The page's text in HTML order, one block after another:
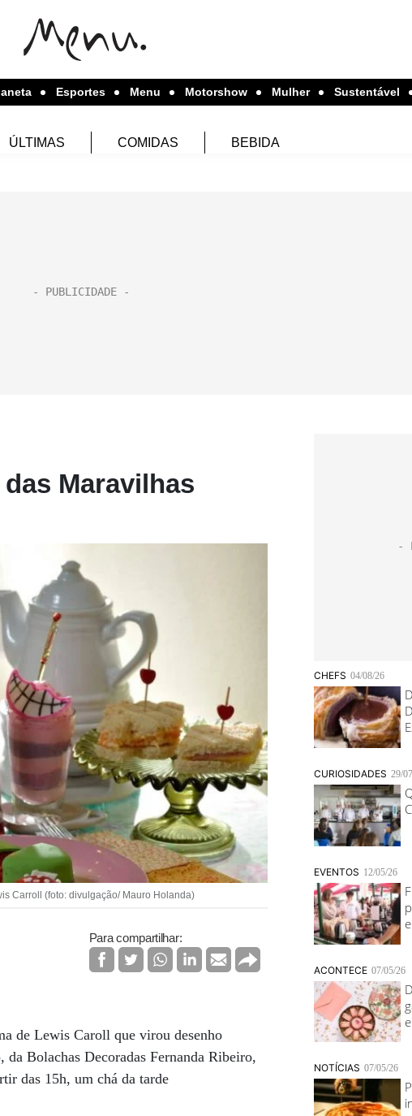
Esportes Menu Motorshow Mulher Sustentável
ÚLTIMAS COMIDAS BEBIDA
Maravilhas
Carroll (foto: divulgação/ Mauro Holanda)
Para compartilhar:
de Lewis Caroll que virou desenho
Bolachas Decoradas Fernanda Ribeiro,
das 15h, um chá da tarde